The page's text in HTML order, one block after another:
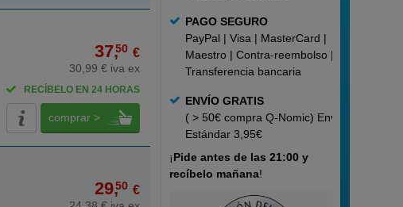
PAGO SEGURO
PayPal | Visa | MasterCard |
Maestro | Contra-reembolso |
Transferencia bancaria
ENVÍO GRATIS
( > 50€ compra Q-Nomic) Envío
Estándar 3,95€
¡Pide antes de las 21:00 y
recíbelo mañana!
37,50 €
30,99 € iva ex
RECÍBELO EN 24 HORAS
comprar >
29,50 €